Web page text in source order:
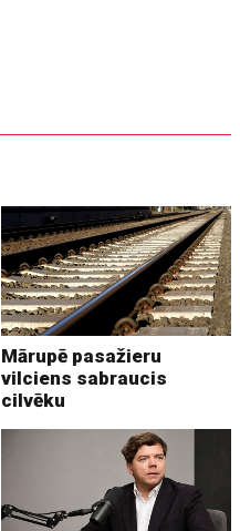
Mārupē pasažieru
vilciens sabraucis
cilvēku